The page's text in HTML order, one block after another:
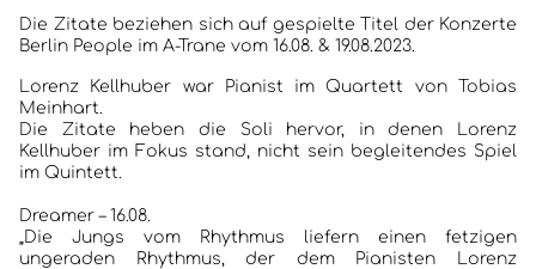
HOME
INTERVIEWS
Die Zitate beziehen sich auf gespielte Titel der Konzerte
Berlin People im A-Trane vom 16.08. & 19.08.2023.
Lorenz Kellhuber war Pianist im Quartett von Tobias
Meinhart.
Die Zitate heben die Soli hervor, in denen Lorenz
Kellhuber im Fokus stand, nicht sein begleitendes Spiel
im Quintett.
Dreamer – 16.08.
„Die Jungs vom Rhythmus liefern einen fetzigen
ungeraden Rhythmus, der dem Pianisten Lorenz